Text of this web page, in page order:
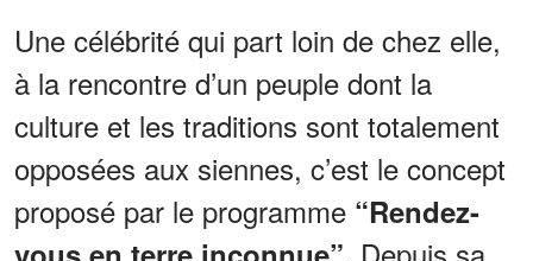
Une célébrité qui part loin de chez elle,
à la rencontre d’un peuple dont la
culture et les traditions sont totalement
opposées aux siennes, c’est le concept
proposé par le programme “Rendez-